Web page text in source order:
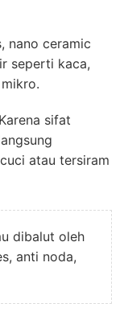
nano ceramic
seperti kaca,
Karena sifat
atau tersiram
dibalut oleh
anti noda,